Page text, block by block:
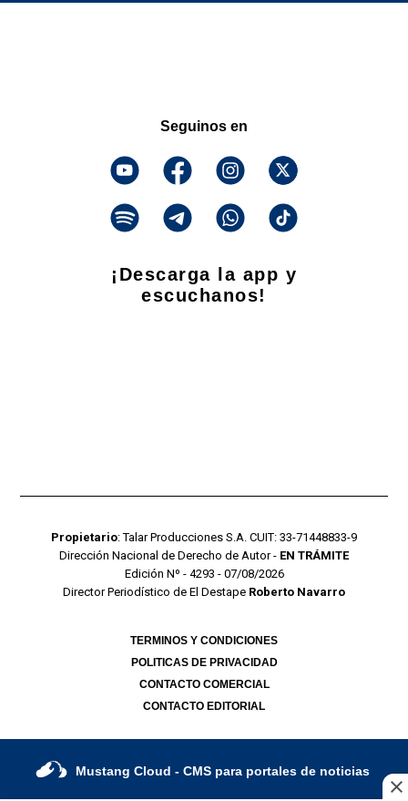
Seguinos en
¡Descarga la app y
escuchanos!
Propietario: Talar Producciones S.A. CUIT: 33-71448833-9
Dirección Nacional de Derecho de Autor - EN TRÁMITE
Edición Nº - 4293 - 07/08/2026
Director Periodístico de El Destape Roberto Navarro
TERMINOS Y CONDICIONES
POLITICAS DE PRIVACIDAD
CONTACTO COMERCIAL
CONTACTO EDITORIAL
Mustang Cloud - CMS para portales de noticias